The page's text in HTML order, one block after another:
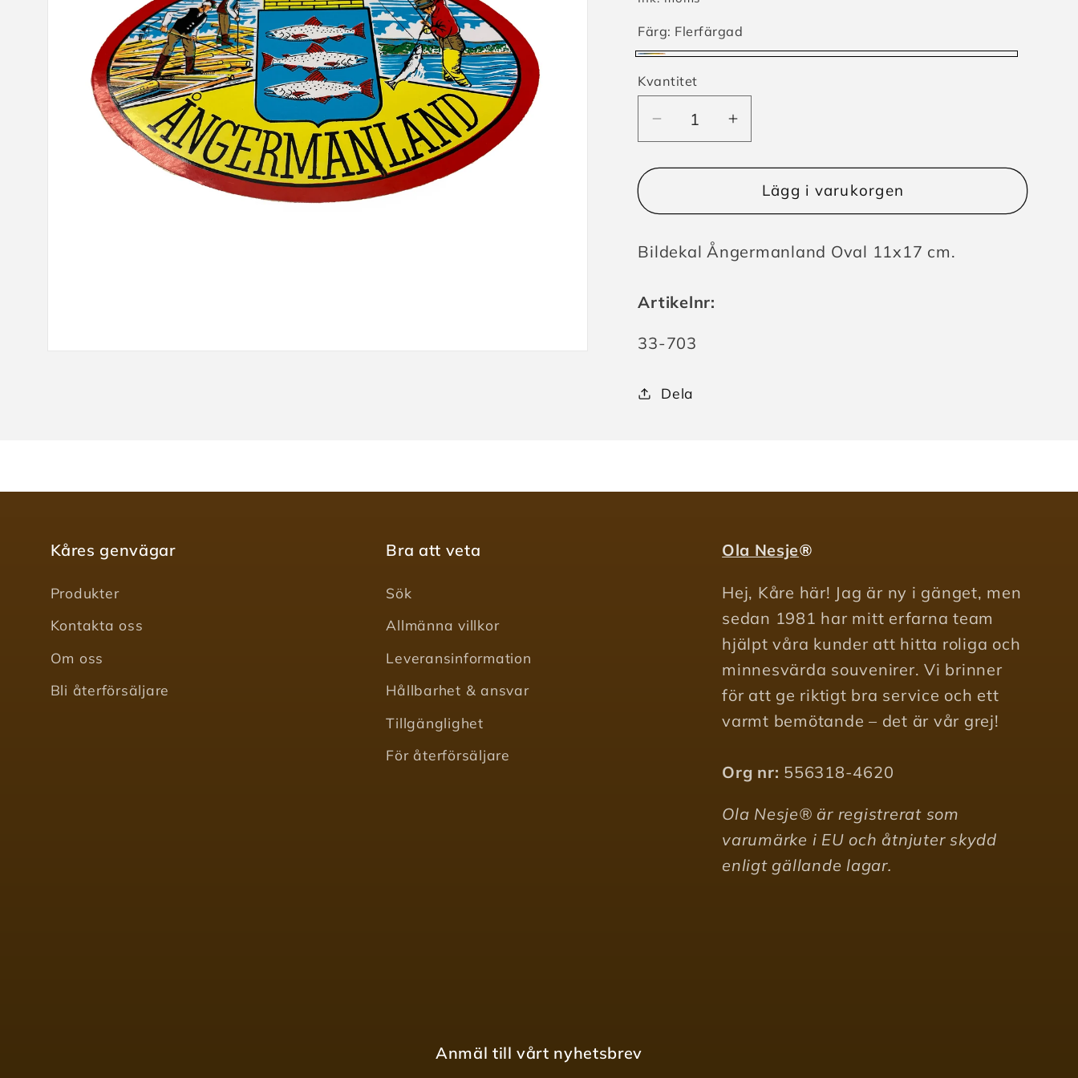
Färg: Flerfärgad
Kvantitet
Minska
kvantitet
för
Ångermanland
Öka
kvantitet
för
Bildekal
Ångermanland
Lägg i varukorgen
Bildekal Ångermanland Oval 11x17 cm.
Artikelnr:
Lagerhållningsenhet:
33-703
Dela
Kåres genvägar
Produkter
Kontakta oss
Om oss
Bli återförsäljare
Bra att veta
Sök
Allmänna villkor
Leveransinformation
Hållbarhet & ansvar
Tillgänglighet
För återförsäljare
Ola Nesje®
Hej, Kåre här! Jag är ny i gänget, men
sedan 1981 har mitt erfarna team
hjälpt våra kunder att hitta roliga och
minnesvärda souvenirer. Vi brinner
för att ge riktigt bra service och ett
varmt bemötande – det är vår grej!
Org nr: 556318-4620
Ola Nesje® är registrerat som
varumärke i EU och åtnjuter skydd
enligt gällande lagar.
Anmäl till vårt nyhetsbrev